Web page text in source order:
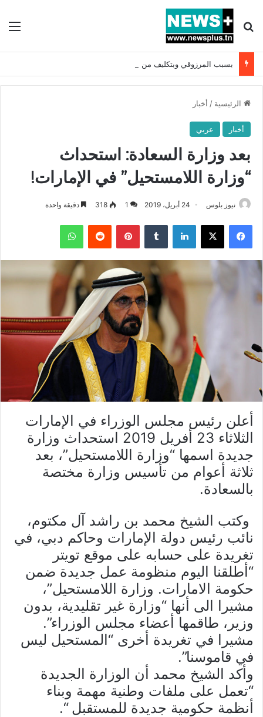
بحث عن
الرئيسية / أخبار
أخبار عربي
بعد وزارة السعادة: استحداث
“وزارة اللامستحيل” في الإمارات!
نيوز بلوس 24 أبريل، 2019 1
318 دقيقة واحدة
فيسبوك X لينكدإن بينتيريست واتساب
أعلن رئيس مجلس الوزراء في الإمارات
الثلاثاء 23 أفريل 2019 استحداث وزارة
جديدة اسمها “وزارة اللامستحيل”، بعد
ثلاثة أعوام من تأسيس وزارة مختصة
بالسعادة.
وكتب الشيخ محمد بن راشد آل مكتوم،
نائب رئيس دولة الإمارات وحاكم دبي، في
تغريدة على حسابه على موقع تويتر
“أطلقنا اليوم منظومة عمل جديدة ضمن
حكومة الامارات. وزارة اللامستحيل”،
مشيرا الى أنها “وزارة غير تقليدية، بدون
وزير، طاقمها أعضاء مجلس الوزراء”.
مشيرا في تغريدة أخرى “المستحيل ليس
في قاموسنا”.
وأكد الشيخ محمد أن الوزارة الجديدة
“تعمل على ملفات وطنية مهمة وبناء
أنظمة حكومية جديدة للمستقبل “.